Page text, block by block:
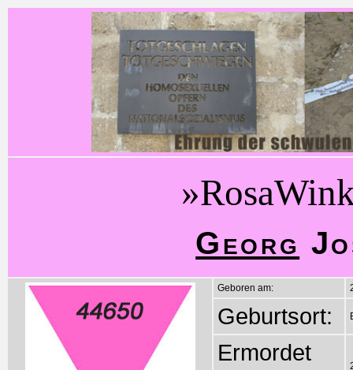
Georg
Geboren am:
Geburtsort:
Ermordet